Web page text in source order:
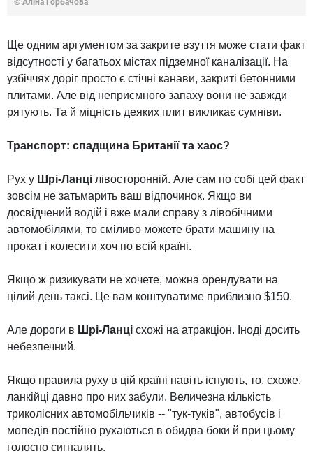
© Аліна Горбачова
Ще одним аргументом за закрите взуття може стати факт
відсутності у багатьох містах підземної каналізації. На
узбіччях доріг просто є стічні канави, закриті бетонними
плитами. Але від неприємного запаху вони не завжди
рятують. Та й міцність деяких плит викликає сумніви.
Транспорт: спадщина Британії та хаос?
Рух у Шрі-Ланці лівосторонній. Але сам по собі цей факт
зовсім не затьмарить ваш відпочинок. Якщо ви
досвідчений водій і вже мали справу з лівобічними
автомобілями, то сміливо можете брати машину на
прокат і колесити хоч по всій країні.
Якщо ж ризикувати не хочете, можна орендувати на
цілий день таксі. Це вам коштуватиме приблизно $150.
Але дороги в Шрі-Ланці схожі на атракціон. Іноді досить
небезпечний.
Якщо правила руху в цій країні навіть існують, то, схоже,
ланкійці давно про них забули. Величезна кількість
триколісних автомобільчиків -- "тук-туків", автобусів і
мопедів постійно рухаються в обидва боки й при цьому
голосно сигналять.